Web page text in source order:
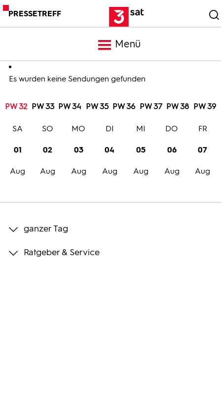
PRESSETREFF
Menü
Meldungen
Programm
Trailer
Bilder
Es wurden keine Sendungen gefunden
PW 32 PW 33 PW 34 PW 35 PW 36 PW 37 PW 38 PW 39
01
Aug
SA
02
Aug
SO
03
Aug
MO
04
Aug
DI
05
Aug
MI
06
Aug
DO
07
Aug
FR
ganzer Tag
Ratgeber & Service